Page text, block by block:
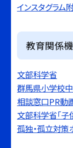
インスタグラム
教育関係
文部科学省
群馬県小学校
相談窓口PR動
文部科学省「子
孤独・孤立対策